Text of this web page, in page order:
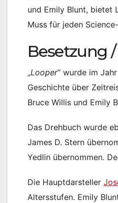
und Emily Blunt, bietet
Muss für jeden
Besetzung
„Looper“ wurde im
Geschichte über
Bruce Willis und Emily
Das Drehbuch wurde
James D. Stern
Yedlin übernommen.
Die Hauptdarsteller
Altersstufen. Emily